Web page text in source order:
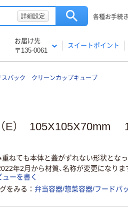
詳細設定 各種お手続き
お届け先
〒135-0061
スイートポイント
スパック クリーンカップキューブ
E） 105X105X70mm
ねても本体と蓋がずれない形状とな
年2月から材質、名称が変更になりま
ューを書く
をみる 弁当容器/惣菜容器/フードパ